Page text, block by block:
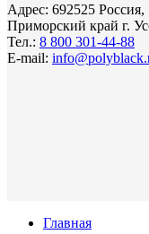
Адрес: 692525 Россия,
Приморский край г.
Тел.: 8 800 301-44-88
E-mail:
Главная